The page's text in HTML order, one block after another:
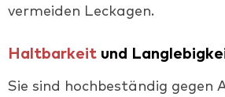
vermeiden Leckagen.
Haltbarkeit und
Sie sind hochbeständig gegen